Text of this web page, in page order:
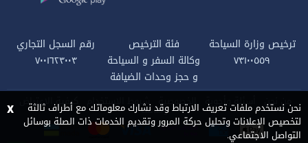
ترخيص وزارة السياحة
٧٣١٠٠٥٥٩
فئة الترخيص
وكالة السفر و السياحة
و حجز وحدات الضيافة
رقم السجل التجاري
٧٠٠١٦٢٣٠٠٣
من نحن أسئلة وأجوبة الخصوصية شروط الاستخدام كيفية الاعتراض
وظائف
نحن نستخدم ملفات تعريف الارتباط وقد نشارك معلوماتك مع أطراف ثالثة
لتخصيص الإعلانات وتحليل حركة المرور وتقديم الخدمات ذات الصلة بوسائل
التواصل الاجتماعي.
x